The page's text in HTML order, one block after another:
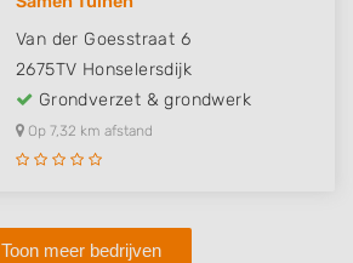
Van der Goesstraat 6
2675TV Honselersdijk
Grondverzet & grondwerk
Op 7,32 km afstand
Toon meer bedrijven